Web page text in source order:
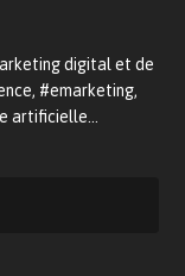
digital et de
#emarketing,
artificielle…